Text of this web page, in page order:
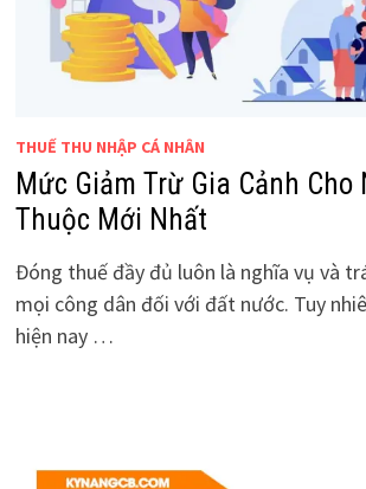
THUẾ THU NHẬP CÁ NHÂN
Mức Giảm Trừ Gia Cảnh Cho
Thuộc Mới Nhất
Đóng thuế đầy đủ luôn là nghĩa vụ và
mọi công dân đối với đất nước. Tuy
hiện nay …